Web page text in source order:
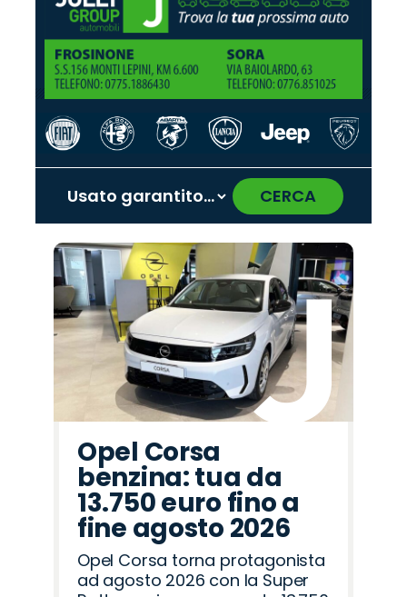
CERCA
Promo
Peugeot
Promo
Citroën
Promo
Jeep
Promo
Jaecoo
Promo
Lancia
Promo
Opel
Promo
Land
Rover
Promo
Omoda
Promo
Alfa
Romeo
Promo
Hyundai
Promo
Seat
Promo
Abarth
Promo
Fiat
Promo
Mazda
Promo
Cupra
‹ ›
Opel Corsa
benzina: tua da
13.750 euro fino a
fine agosto 2026
Opel Corsa torna protagonista
ad agosto 2026 con la Super